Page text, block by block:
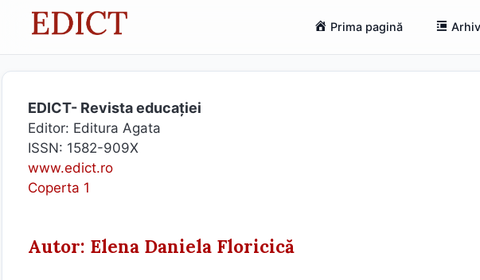
Prima pagină
EDICT- Revista educației
Editor: Editura Agata
ISSN: 1582-909X
www.edict.ro
Coperta 1
Autor: Elena Daniela Floricică